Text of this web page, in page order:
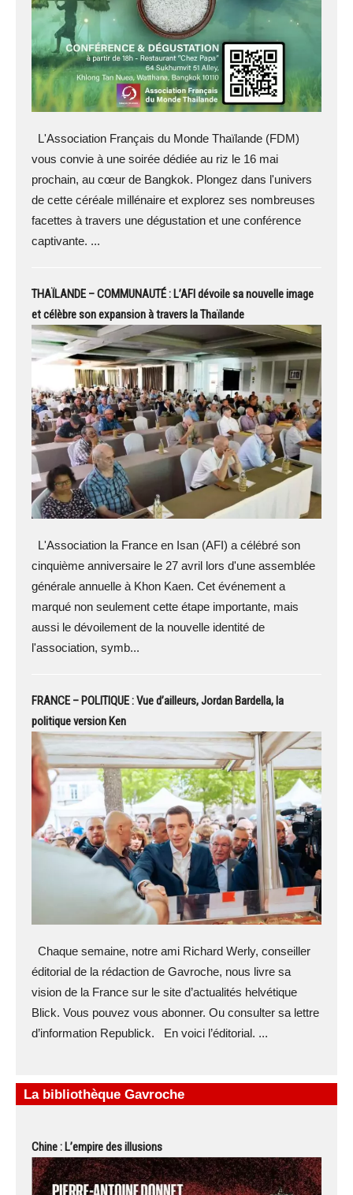
L'Association Français du Monde Thaïlande (FDM)
vous convie à une soirée dédiée au riz le 16 mai
prochain, au cœur de Bangkok. Plongez dans l'univers
de cette céréale millénaire et explorez ses nombreuses
facettes à travers une dégustation et une conférence
captivante. ...
THAÏLANDE – COMMUNAUTÉ : L’AFI dévoile sa nouvelle image
et célèbre son expansion à travers la Thaïlande
L'Association la France en Isan (AFI) a célébré son
cinquième anniversaire le 27 avril lors d'une assemblée
générale annuelle à Khon Kaen. Cet événement a
marqué non seulement cette étape importante, mais
aussi le dévoilement de la nouvelle identité de
l'association, symb...
FRANCE – POLITIQUE : Vue d’ailleurs, Jordan Bardella, la
politique version Ken
Chaque semaine, notre ami Richard Werly, conseiller
éditorial de la rédaction de Gavroche, nous livre sa
vision de la France sur le site d’actualités helvétique
Blick. Vous pouvez vous abonner. Ou consulter sa lettre
d’information Republick. En voici l’éditorial. ...
La bibliothèque Gavroche
Chine : L’empire des illusions